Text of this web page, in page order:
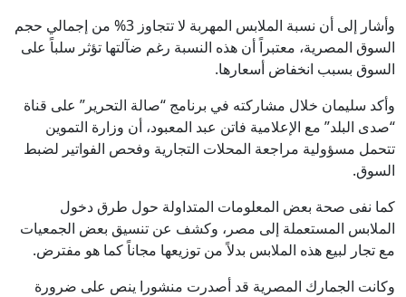
وأشار إلى أن نسبة الملابس المهربة لا تتجاوز 3% من إجمالي حجم
السوق المصرية، معتبراً أن هذه النسبة رغم ضآلتها تؤثر سلباً على
السوق بسبب انخفاض أسعارها.
وأكد سليمان خلال مشاركته في برنامج “صالة التحرير” على قناة
“صدى البلد” مع الإعلامية فاتن عبد المعبود، أن وزارة التموين
تتحمل مسؤولية مراجعة المحلات التجارية وفحص الفواتير لضبط
السوق.
كما نفى صحة بعض المعلومات المتداولة حول طرق دخول
الملابس المستعملة إلى مصر، وكشف عن تنسيق بعض الجمعيات
مع تجار لبيع هذه الملابس بدلاً من توزيعها مجاناً كما هو مفترض.
وكانت الجمارك المصرية قد أصدرت منشورا ينص على ضرورة